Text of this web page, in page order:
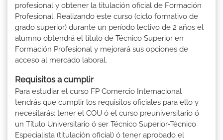
profesional y obtener la titulación oficial de Formación
Profesional. Realizando este curso (ciclo formativo de
grado superior) durante un período lectivo de 2 años el
alumno obtendrá el título de Técnico Superior en
Formación Profesional y mejorará sus opciones de
acceso al mercado laboral.
Requisitos a cumplir
Para estudiar el curso FP Comercio Internacional
tendrás que cumplir los requisitos oficiales para ello y
necesitarás: tener el COU ó el curso preuniversitario ó
un Título Universitario ó ser Técnico Superior-Técnico
Especialista (titulación oficial) ó tener aprobado el